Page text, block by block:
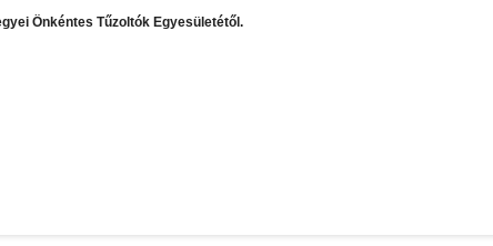
Önkéntes Tűzoltók Egyesületétől.